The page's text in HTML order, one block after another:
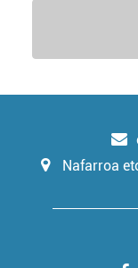
Nafarroa